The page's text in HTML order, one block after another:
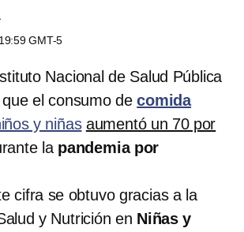
GMT-5
Nacional de Salud Pública
el consumo decomida
y niñas aumentó un 70 por
la pandemia por
cifra se obtuvo gracias a la
y Nutrición en Niñas y